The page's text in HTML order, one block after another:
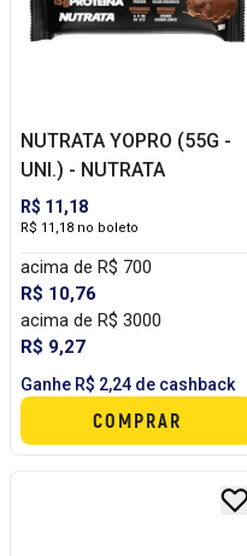
NUTRATA YOPRO (55G -
UNI.) - NUTRATA
R$ 11,18
R$ 11,18 no boleto
acima de R$ 700
R$ 10,76
acima de R$ 3000
R$ 9,27
Ganhe R$ 2,24 de cashback
COMPRAR